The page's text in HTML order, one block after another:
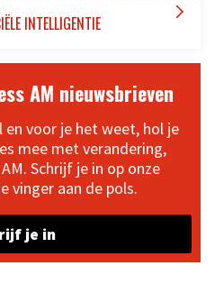
INTELLIGENTIE 
AM nieuwsbrieven
en voor je het weet, hol je
mee met verandering,
Schrijf je in op onze
vinger aan de pols.
je in